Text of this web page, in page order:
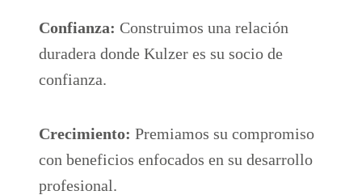
Confianza:Construimos una relación
duradera donde Kulzer es su socio de
confianza.
Crecimiento: Premiamos su compromiso
con beneficios enfocados en su desarrollo
profesional.